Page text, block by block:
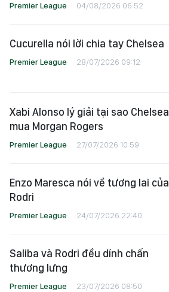
Premier League 04/08/2026 06:52
Cucurella nói lời chia tay Chelsea
Premier League 28/07/2026 09:12
Xabi Alonso lý giải tại sao Chelsea
mua Morgan Rogers
Premier League 27/07/2026 10:59
Enzo Maresca nói về tương lai của
Rodri
Premier League 24/07/2026 22:40
Saliba và Rodri đều dính chấn
thương lưng
Premier League 23/07/2026 08:50